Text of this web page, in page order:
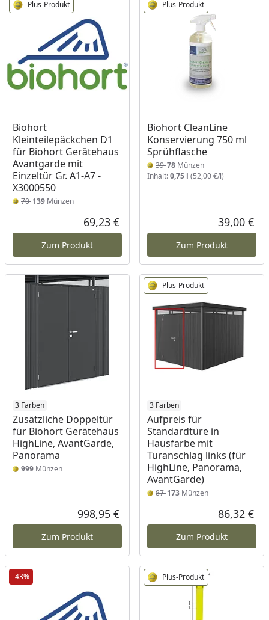
Plus-Produkt
Biohort
Kleinteilepäckchen D1
für Biohort Gerätehaus
Avantgarde mit
Einzeltür Gr. A1-A7 -
X3000550
70139 Münzen
Aktueller Preis
69,23 €
Zum Produkt
Plus-Produkt
Biohort CleanLine
Konservierung 750 ml
Sprühflasche
3978Münzen
Inhalt:0,75 l (52,00 €/l)
39,00 €
Zum Produkt
3 Farben
Zusätzliche Doppeltür
für Biohort Gerätehaus
HighLine, AvantGarde,
Panorama
999 Münzen
Aktueller Preis
998,95 €
Zum Produkt
Plus-Produkt
3 Farben
Aufpreis für
Standardtüre in
Hausfarbe mit
Türanschlag links (für
HighLine, Panorama,
AvantGarde)
87173Münzen
86,32 €
Zum Produkt
-43% Plus-Produkt